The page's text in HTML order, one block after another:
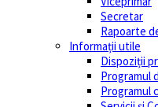
Secretar
Rapoarte
Informații utile
Dispoziții
Programul
Programul